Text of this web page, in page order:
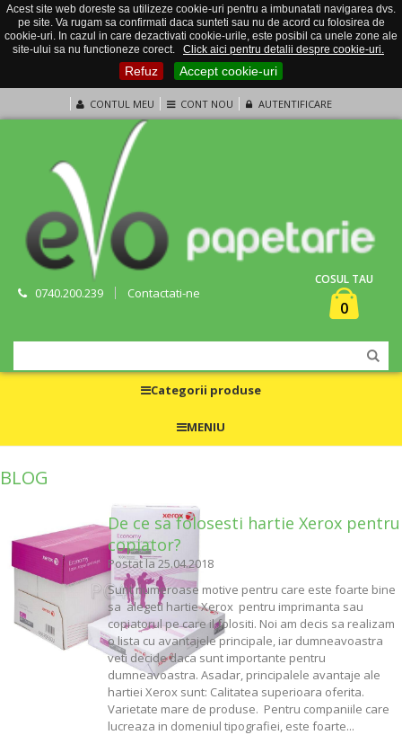
Acest site web doreste sa utilizeze cookie-uri pentru a imbunatati navigarea dvs.
pe site. Va rugam sa confirmati daca sunteti sau nu de acord cu folosirea de
cookie-uri. In cazul in care dezactivati cookie-urile, este posibil ca unele zone ale
site-ului sa nu functioneze corect.
Click aici pentru detalii despre cookie-uri.
Refuz Accept cookie-uri
CONTUL MEU CONT NOU AUTENTIFICARE
0740.200.239 Contactati-ne
COSUL TAU
0
Categorii produse
MENIU
BLOG
De ce sa folosesti hartie Xerox pentru
copiator?
Postat la25.04.2018
Sunt numeroase motive pentru care este foarte bine
sa alegeti hartie Xerox pentru imprimanta sau
copiatorul pe care il folositi. Noi am decis sa realizam
o lista cu avantajele principale, iar dumneavoastra
veti decide daca sunt importante pentru
dumneavoastra. Asadar, principalele avantaje ale
hartiei Xerox sunt: Calitatea superioara oferita.
Varietate mare de produse. Pentru companiile care
lucreaza in domeniul tipografiei, este foarte...